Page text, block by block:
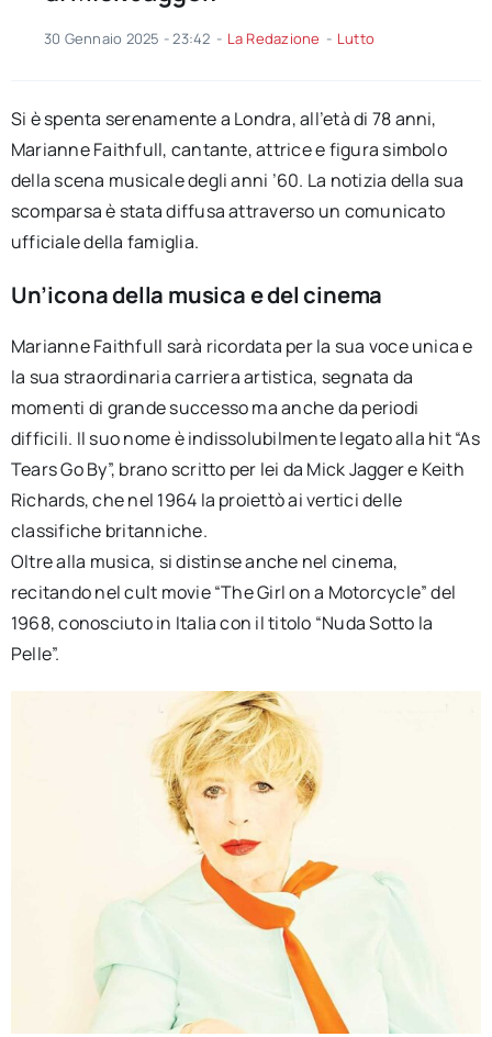
30 Gennaio 2025 - 23:42 - La Redazione - Lutto
Si è spenta serenamente a Londra, all’età di 78 anni,
Marianne Faithfull, cantante, attrice e figura simbolo
della scena musicale degli anni ’60. La notizia della sua
scomparsa è stata diffusa attraverso un comunicato
ufficiale della famiglia.
Un’icona della musica e del cinema
Marianne Faithfull sarà ricordata per la sua voce unica e
la sua straordinaria carriera artistica, segnata da
momenti di grande successo ma anche da periodi
difficili. Il suo nome è indissolubilmente legato alla hit “As
Tears Go By”, brano scritto per lei da Mick Jagger e Keith
Richards, che nel 1964 la proiettò ai vertici delle
classifiche britanniche.
Oltre alla musica, si distinse anche nel cinema,
recitando nel cult movie “The Girl on a Motorcycle” del
1968, conosciuto in Italia con il titolo “Nuda Sotto la
Pelle”.